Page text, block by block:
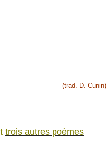
(trad. D. Cunin)
trois autres poèmes